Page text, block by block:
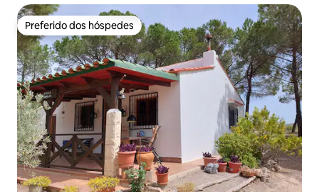
Preferido dos hóspedes
Preferido dos hóspedes